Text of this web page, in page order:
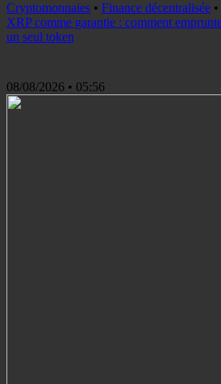
Cryptomonnaies • Finance décentralisée •
XRP comme garantie : comment
un seul token
08/08/2026 • 05:56